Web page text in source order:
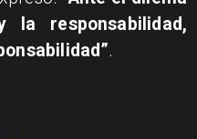
la responsabilidad,
.